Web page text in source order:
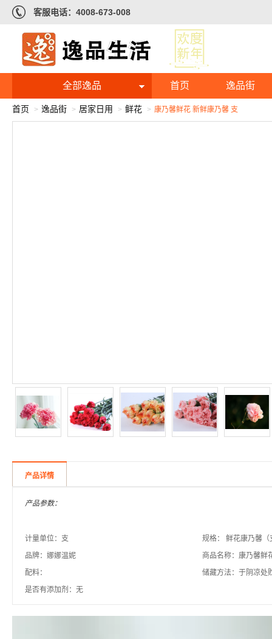
客服电话：4008-673-008
全部逸品 首页 逸品街
首页 逸品街 居家日用 鲜花 康乃馨鲜花 新鲜康乃馨 支
产品详情
产品参数：
计量单位：支
规格： 鲜花康乃馨（
品牌：娜娜温妮
商品名称：康乃馨鲜
配料：
储藏方法：于阴凉处
是否有添加剂：无